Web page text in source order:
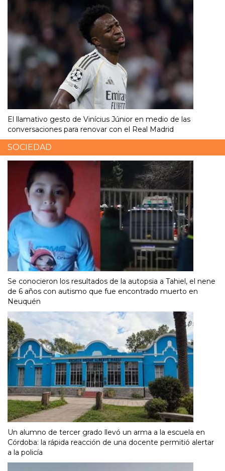
El llamativo gesto de Vinícius Júnior en medio de las
conversaciones para renovar con el Real Madrid
SOCIEDAD
Se conocieron los resultados de la autopsia a Tahiel, el nene
de 6 años con autismo que fue encontrado muerto en
Neuquén
Un alumno de tercer grado llevó un arma a la escuela en
Córdoba: la rápida reacción de una docente permitió alertar
a la policía